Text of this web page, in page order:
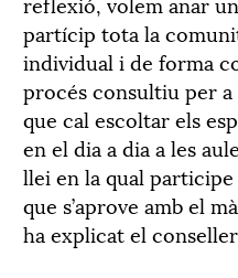
partícip tota la
individual i de forma
procés consultiu per a
que cal escoltar els
en el dia a dia a les
llei en la qual
que s’aprove amb el
ha explicat el